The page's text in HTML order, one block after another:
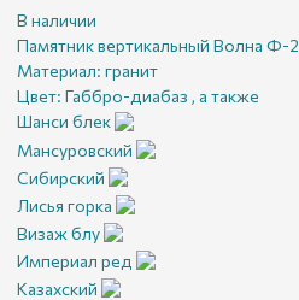
В наличии
Памятник вертикальный Волна Ф-2
Материал: гранит
Цвет: Габбро-диабаз , а также
Шанси блек
Мансуровский
Сибирский
Лисья горка
Визаж блу
Империал ред
Казахский